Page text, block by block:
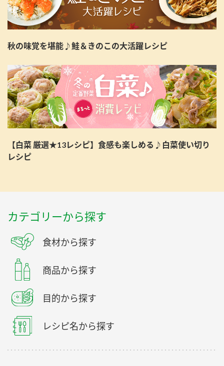
秋の味覚を堪能♪鮭＆きのこの大活躍レシピ
【白菜 厳選★13レシピ】食感も楽しめる♪白菜使い切り
レシピ
カテゴリーから探す
食材から探す
商品から探す
目的から探す
レシピ名から探す